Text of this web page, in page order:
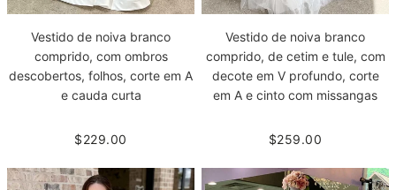
Vestido de noiva branco
comprido, com ombros
descobertos, folhos, corte em A
e cauda curta
$229.00
Vestido de noiva branco
comprido, de cetim e tule, com
decote em V profundo, corte
em A e cinto com missangas
$259.00